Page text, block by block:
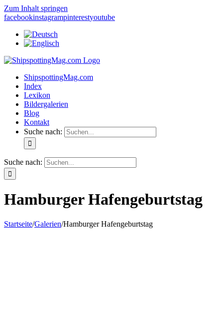
Zum Inhalt springen
facebookinstagrampinterestyoutube
ShipspottingMag.com
Index
Lexikon
Bildergalerien
Blog
Kontakt
Suche nach:
Suche nach:
Hamburger Hafengeburtstag
Startseite/Galerien/Hamburger Hafengeburtstag